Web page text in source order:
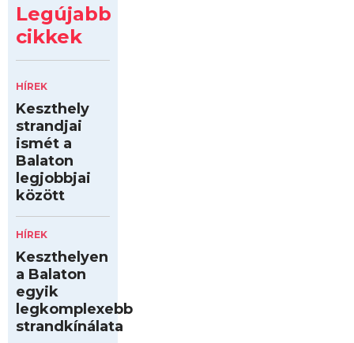
Legújabb
cikkek
HÍREK
Keszthely
strandjai
ismét a
Balaton
legjobbjai
között
HÍREK
Keszthelyen
a Balaton
egyik
legkomplexebb
strandkínálata